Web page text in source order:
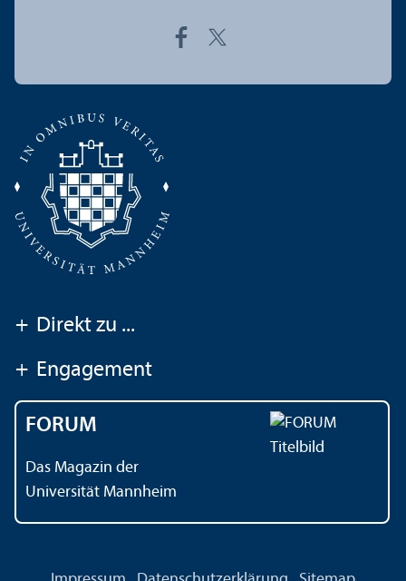
+ Direkt zu ...
+ Engagement
FORUM
Das Magazin der
Universität Mannheim